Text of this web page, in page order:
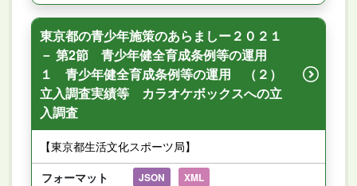
東京都の青少年施策のあらましー２０２１
－ 第2節 青少年健全育成条例等の運用
１ 青少年健全育成条例等の運用 （２）
立入調査実績等 カラオケボックスへの立
入調査
【東京都生活文化スポーツ局】
フォーマット
JSON XML